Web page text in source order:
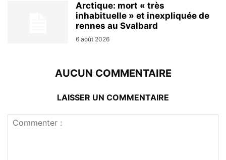
Arctique: mort « très
inhabituelle » et inexpliquée de
rennes au Svalbard
6 août 2026
AUCUN COMMENTAIRE
LAISSER UN COMMENTAIRE